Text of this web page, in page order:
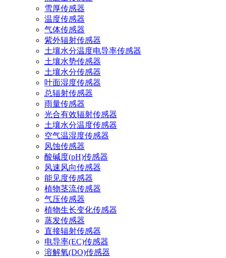
雪厚传感器
温度传感器
气体传感器
紫外辐射传感器
土壤水分温度电导率传感器
土壤水势传感器
土壤水分传感器
叶面湿度传感器
总辐射传感器
雨量传感器
光合有效辐射传感器
土壤水分温度传感器
空气温湿度传感器
风蚀传感器
酸碱度(pH)传感器
风速风向传感器
能见度传感器
植物茎流传感器
气压传感器
植物生长变化传感器
蒸发传感器
直接辐射传感器
电导率(EC)传感器
溶解氧(DO)传感器